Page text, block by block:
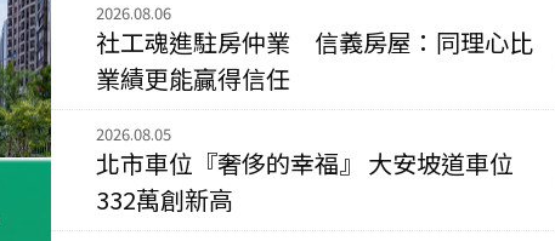
新北市永和區環河西路二段
115年07月 成交
央央 5,800萬
115年
小西華 1,938萬
2026.08.06
社工魂進駐房仲業 信義房屋：同理心比
業績更能贏得信任
2026.08.05
北市車位『奢侈的幸福』 大安坡道車位
332萬創新高